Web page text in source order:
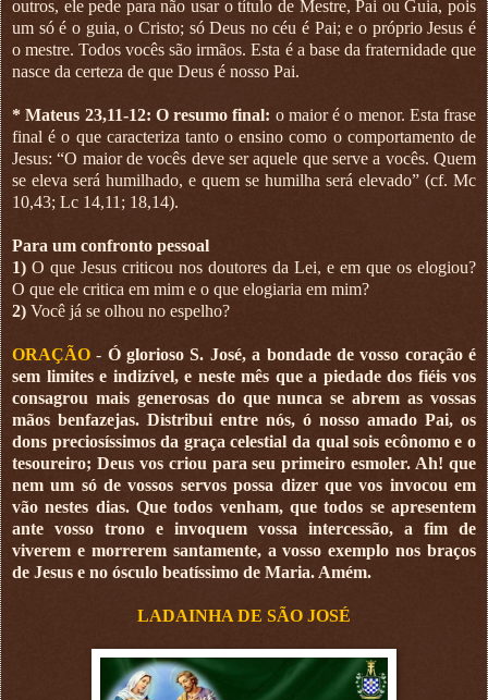
outros, ele pede para não usar o título de Mestre, Pai ou Guia, pois
um só é o guia, o Cristo; só Deus no céu é Pai; e o próprio Jesus é
o mestre. Todos vocês são irmãos. Esta é a base da fraternidade que
nasce da certeza de que Deus é nosso Pai.
* Mateus 23,11-12: O resumo final: o maior é o menor. Esta frase
final é o que caracteriza tanto o ensino como o comportamento de
Jesus: “O maior de vocês deve ser aquele que serve a vocês. Quem
se eleva será humilhado, e quem se humilha será elevado” (cf. Mc
10,43; Lc 14,11; 18,14).
Para um confronto pessoal
1) O que Jesus criticou nos doutores da Lei, e em que os elogiou?
O que ele critica em mim e o que elogiaria em mim?
2) Você já se olhou no espelho?
ORAÇÃO - Ó glorioso S. José, a bondade de vosso coração é
sem limites e indizível, e neste mês que a piedade dos fiéis vos
consagrou mais generosas do que nunca se abrem as vossas
mãos benfazejas. Distribui entre nós, ó nosso amado Pai, os
dons preciosíssimos da graça celestial da qual sois ecônomo e o
tesoureiro; Deus vos criou para seu primeiro esmoler. Ah! que
nem um só de vossos servos possa dizer que vos invocou em
vão nestes dias. Que todos venham, que todos se apresentem
ante vosso trono e invoquem vossa intercessão, a fim de
viverem e morrerem santamente, a vosso exemplo nos braços
de Jesus e no ósculo beatíssimo de Maria. Amém.
LADAINHA DE SÃO JOSÉ